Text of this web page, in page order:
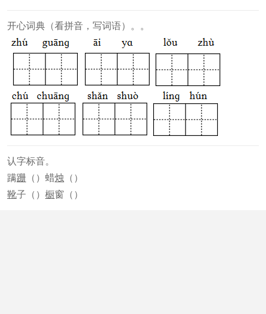
开心词典（看拼音，写词语）。。
认字标音。
蹒跚 （）蜡烛 （）
靴子（） 橱窗（）